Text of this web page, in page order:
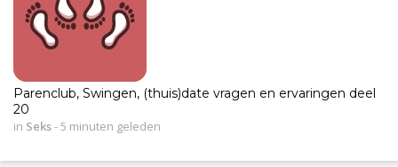
Parenclub, Swingen, (thuis)date vragen en ervaringen deel
20
in Seks-5 minuten geleden